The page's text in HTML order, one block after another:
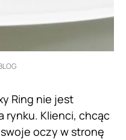
Ring nie jest
rynku. Klienci, chcąc
oczy w stronę